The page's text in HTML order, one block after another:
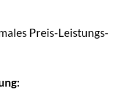
Preis-Leistungs-